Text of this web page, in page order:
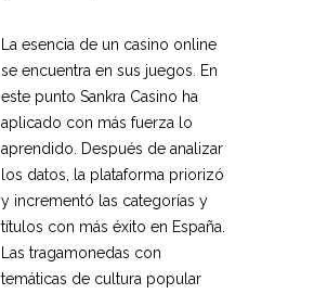
La esencia de un casino online
se encuentra en sus juegos. En
este punto Sankra Casino ha
aplicado con más fuerza lo
aprendido. Después de analizar
los datos, la plataforma priorizó
y incrementó las categorías y
títulos con más éxito en España.
Las tragamonedas con
temáticas de cultura popular